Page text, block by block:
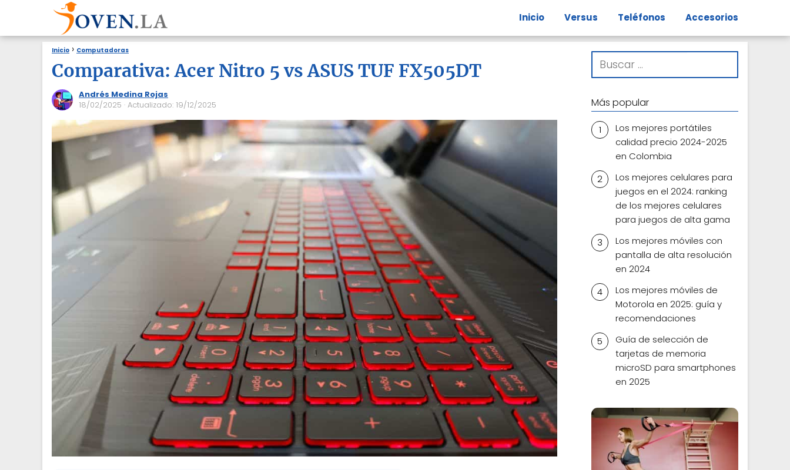
Inicio Versus Teléfonos Accesorios
Inicio Computadoras
Comparativa: Acer Nitro 5 vs ASUS TUF FX505DT
Andrés Medina Rojas
18/02/2025 · Actualizado: 19/12/2025 Más popular
Los mejores portátiles
calidad precio 2024-2025
en Colombia
Los mejores celulares para
juegos en el 2024: ranking
de los mejores celulares
para juegos de alta gama
Los mejores móviles con
pantalla de alta resolución
en 2024
Los mejores móviles de
Motorola en 2025: guía y
recomendaciones
Guía de selección de
tarjetas de memoria
microSD para smartphones
en 2025